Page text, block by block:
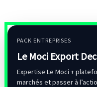
PACK ENTREPRISES
Le Moci Export
Expertise Le Moci +
marchés et passer à